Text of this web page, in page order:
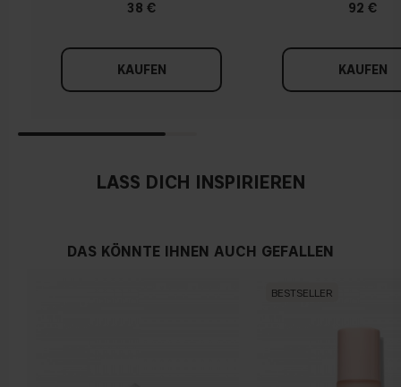
38 €
KAUFEN
92 €
KAUFEN
LASS DICH INSPIRIEREN
DAS KÖNNTE IHNEN AUCH GEFALLEN
BESTSELLER